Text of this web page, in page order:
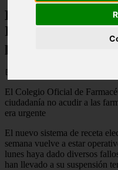
El sistema de
IbSalut vuelve a
para dispensar
📅 24/02/2026
El Colegio Oficial de
ciudadanía no acudir a las
era urgente
El nuevo sistema de receta
semana vuelve a estar
lunes haya dado diversos
han llevado a su suspensión